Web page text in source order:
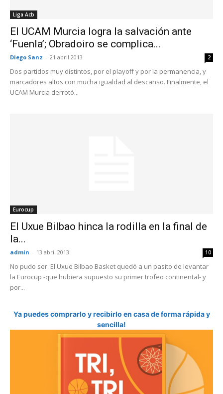
Liga Acb
El UCAM Murcia logra la salvación ante
‘Fuenla’; Obradoiro se complica...
Diego Sanz - 21 abril 2013 2
Dos partidos muy distintos, por el playoff y por la permanencia, y
marcadores altos con mucha igualdad al descanso. Finalmente, el
UCAM Murcia derrotó...
Eurocup
El Uxue Bilbao hinca la rodilla en la final de
la...
admin - 13 abril 2013 10
No pudo ser. El Uxue Bilbao Basket quedó a un pasito de levantar
la Eurocup -que hubiera supuesto su primer trofeo continental- y
por...
Ya puedes comprarlo y recibirlo en casa de forma rápida y
sencilla!